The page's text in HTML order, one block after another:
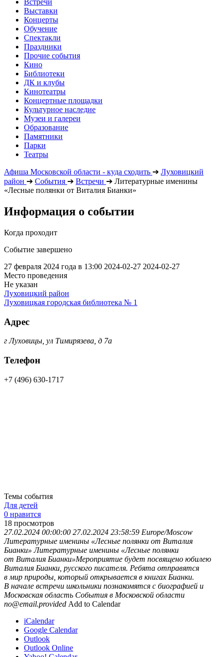
Встречи
Выставки
Концерты
Обучение
Спектакли
Праздники
Прочие события
Кино
Библиотеки
ДК и клубы
Кинотеатры
Концертные площадки
Культурное наследие
Музеи и галереи
Образование
Памятники
Парки
Театры
Афиша Московской области - куда сходить ➔ Луховицкий
район ➔ События ➔ Встречи ➔ Литературные именины
«Лесные полянки от Виталия Бианки»
Информация о событии
Когда проходит
Событие завершено
27 февраля 2024 года в 13:00 2024-02-27 2024-02-27
Место проведения
Не указан
Луховицкий район
Луховицкая городская библиотека № 1
Адрес
г Луховицы, ул Тимирязева, д 7а
Телефон
+7 (496) 630-1717
Темы события
Для детей
0 нравится
18 просмотров
27.02.2024 00:00:00 27.02.2024 23:58:59 Europe/Moscow
Литературные именины «Лесные полянки от Виталия
Бианки» Литературные именины «Лесные полянки
от Виталия Бианки»Мероприятие будет посвящено юбилею
Виталия Бианки, русского писателя. Ребята отправятся
в мир природы, который открывается в книгах Бианки.
В начале встречи школьники познакомятся с биографией и
Московская область События в Московской области
no@email.provided Add to Calendar
iCalendar
Google Calendar
Outlook
Outlook Online